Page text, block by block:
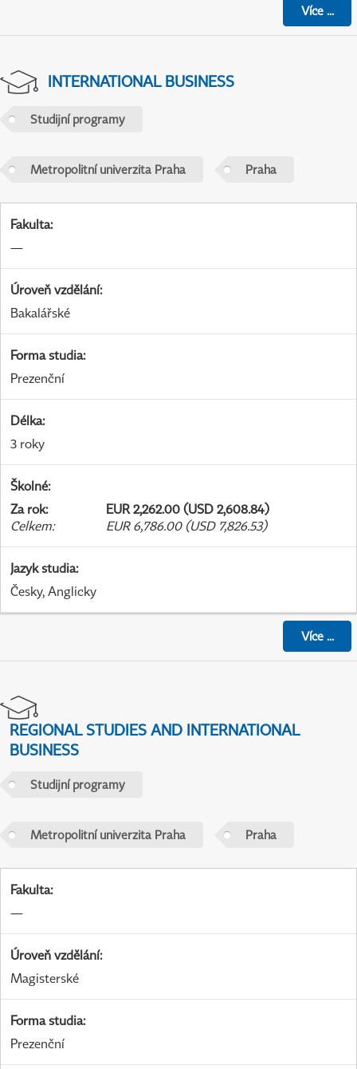
Více...
INTERNATIONAL BUSINESS
Studijní programy
Metropolitní univerzita Praha Praha
Fakulta:
—
Úroveň vzdělání:
Bakalářské
Forma studia:
Prezenční
Délka:
3 roky
Školné:
Za rok:
EUR 2,262.00 (USD 2,608.84)
Celkem: EUR 6,786.00 (USD 7,826.53)
Jazyk studia:
Česky, Anglicky
Více...
REGIONAL STUDIES AND INTERNATIONAL
BUSINESS
Studijní programy
Metropolitní univerzita Praha Praha
Fakulta:
—
Úroveň vzdělání:
Magisterské
Forma studia:
Prezenční